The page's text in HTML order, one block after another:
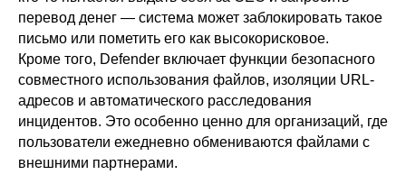
перевод денег — система может заблокировать такое
письмо или пометить его как высокорисковое.
Кроме того, Defender включает функции безопасного
совместного использования файлов, изоляции URL-
адресов и автоматического расследования
инцидентов. Это особенно ценно для организаций, где
пользователи ежедневно обмениваются файлами с
внешними партнерами.